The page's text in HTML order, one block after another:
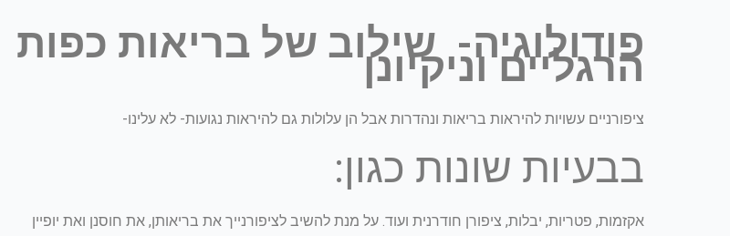
פודולוגיה- שילוב של בריאות כפות
הרגליים וניקיונן
ציפורניים עשויות להיראות בריאות ונהדרות אבל הן עלולות גם להיראות נגועות- לא עלינו-
בבעיות שונות כגון:
אקזמות, פטריות, יבלות, ציפורן חודרנית ועוד. על מנת להשיב לציפורנייך את בריאותן, את חוסנן ואת יופיין